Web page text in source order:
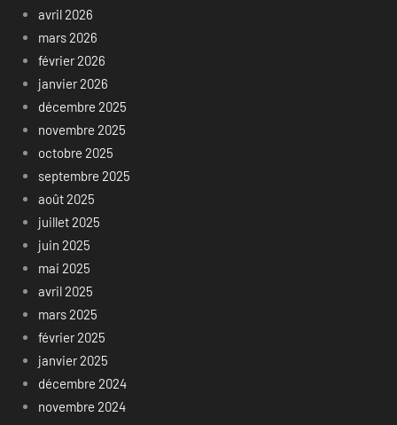
avril 2026
mars 2026
février 2026
janvier 2026
décembre 2025
novembre 2025
octobre 2025
septembre 2025
août 2025
juillet 2025
juin 2025
mai 2025
avril 2025
mars 2025
février 2025
janvier 2025
décembre 2024
novembre 2024